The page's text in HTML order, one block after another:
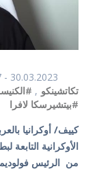
30.03.2023 - 13:37
تكاتشينكو ,
#بيتشيرسكا لافرا
كييف/ أوكرانيا
الأوكرانية
من الرئيس